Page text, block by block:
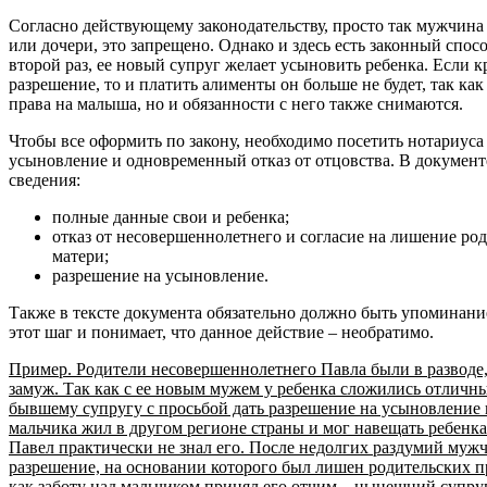
Согласно действующему законодательству, просто так
или дочери, это запрещено. Однако и здесь есть законный
второй раз, ее новый супруг желает усыновить ребенка. Если
разрешение, то и платить алименты он больше не будет, так
права на малыша, но и обязанности с него также снимаются.
Чтобы все оформить по закону, необходимо посетить
усыновление и одновременный отказ от отцовства. В
сведения:
полные данные свои и ребенка;
отказ от несовершеннолетнего и согласие на лишение
матери;
разрешение на усыновление.
Также в тексте документа обязательно должно быть
этот шаг и понимает, что данное действие – необратимо.
Пример. Родители несовершеннолетнего Павла были в
замуж. Так как с ее новым мужем у ребенка сложились
бывшему супругу с просьбой дать разрешение на
мальчика жил в другом регионе страны и мог навещать
Павел практически не знал его. После недолгих раздумий
разрешение, на основании которого был лишен родительских